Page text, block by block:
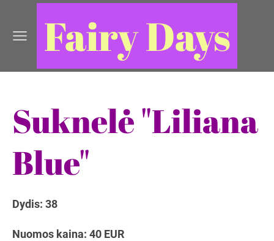
Fairy Days
Suknelė "Liliana
Blue"
Dydis: 38
Nuomos kaina: 40 EUR